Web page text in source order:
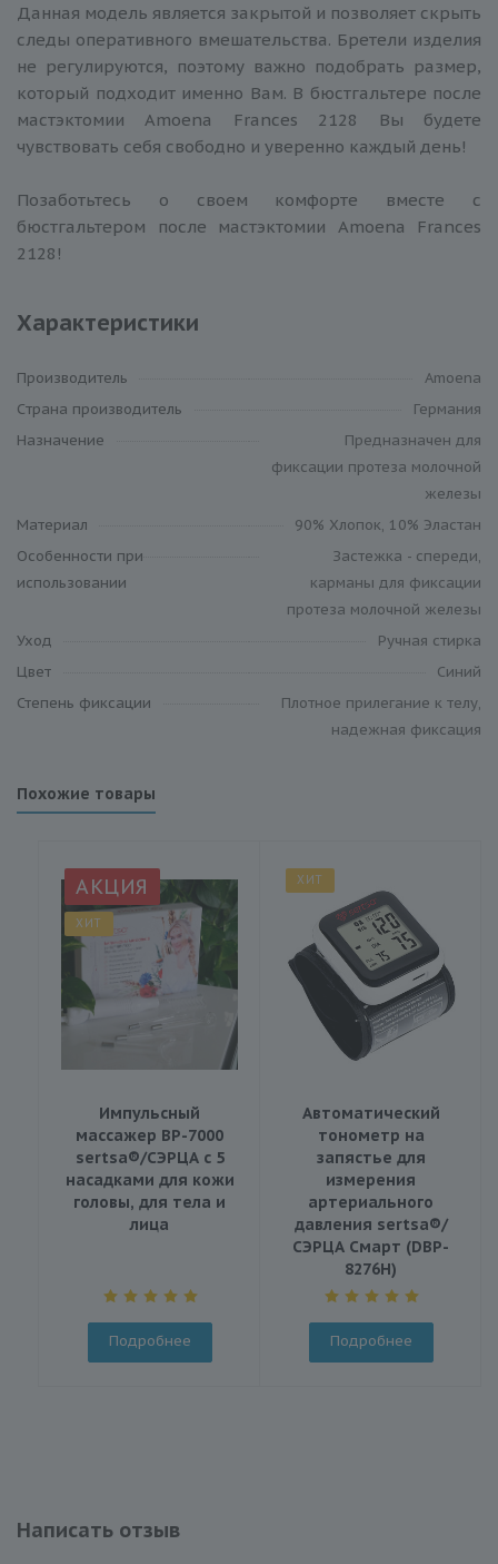
Данная модель является закрытой и позволяет скрыть
следы оперативного вмешательства. Бретели изделия
не регулируются, поэтому важно подобрать размер,
который подходит именно Вам. В бюстгальтере после
мастэктомии Amoena Frances 2128 Вы будете
чувствовать себя свободно и уверенно каждый день!
Позаботьтесь о своем комфорте вместе с
бюстгальтером после мастэктомии Amoena Frances
2128!
Характеристики
Производитель
Amoena
Cтрана производитель
Германия
Назначение
Предназначен для
фиксации протеза молочной
железы
Материал
90% Хлопок, 10% Эластан
Особенности при
использовании
Застежка - спереди,
карманы для фиксации
протеза молочной железы
Уход
Ручная стирка
Цвет
Синий
Степень фиксации
Плотное прилегание к телу,
надежная фиксация
Похожие товары
АКЦИЯ
ХИТ
Импульсный
массажер BP-7000
sertsa®/СЭРЦА с 5
насадками для кожи
головы, для тела и
лица
Подробнее
ХИТ
Автоматический
тонометр на
запястье для
измерения
артериального
давления sertsa®/
СЭРЦА Смарт (DBP-
8276H)
Подробнее
Написать отзыв